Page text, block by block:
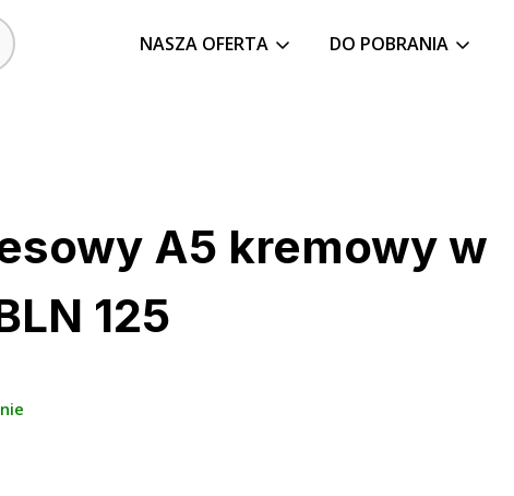
NASZA OFERTA DO POBRANIA
A5 kremowy w
125